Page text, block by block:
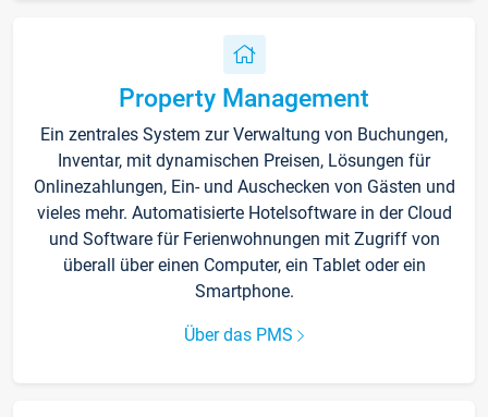
Property Management
Ein zentrales System zur Verwaltung von Buchungen,
Inventar, mit dynamischen Preisen, Lösungen für
Onlinezahlungen, Ein- und Auschecken von Gästen und
vieles mehr. Automatisierte Hotelsoftware in der Cloud
und Software für Ferienwohnungen mit Zugriff von
überall über einen Computer, ein Tablet oder ein
Smartphone.
Über das PMS